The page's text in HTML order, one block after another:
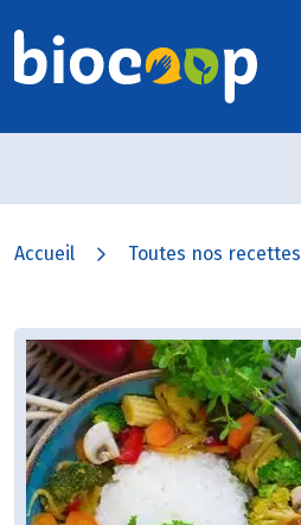
Accueil Toutes nos recettes